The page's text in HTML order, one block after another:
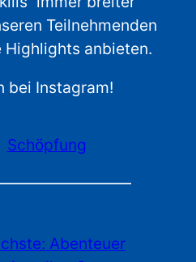
Teilnehmenden
Highlights anbieten.
bei Instagram!
Schöpfung
Abenteuer